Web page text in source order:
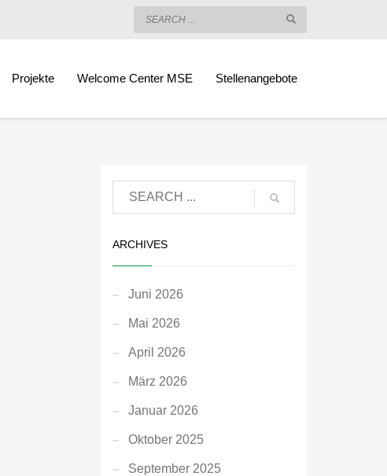
Projekte Welcome Center MSE Stellenangebote
ARCHIVES
Juni 2026
Mai 2026
April 2026
März 2026
Januar 2026
Oktober 2025
September 2025